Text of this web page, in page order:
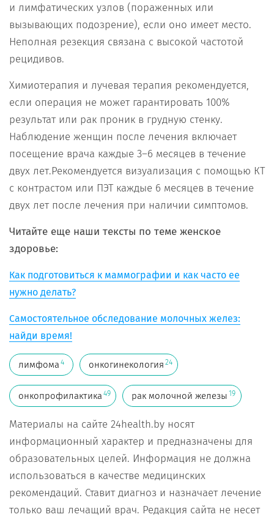
и лимфатических узлов (пораженных или
вызывающих подозрение), если оно имеет место.
Неполная резекция связана с высокой частотой
рецидивов.
Химиотерапия и лучевая терапия рекомендуется,
если операция не может гарантировать 100%
результат или рак проник в грудную стенку.
Наблюдение женщин после лечения включает
посещение врача каждые 3–6 месяцев в течение
двух лет.Рекомендуется визуализация с помощью КТ
с контрастом или ПЭТ каждые 6 месяцев в течение
двух лет после лечения при наличии симптомов.
Читайте еще наши тексты по теме женское
здоровье:
Как подготовиться к маммографии и как часто ее
нужно делать?
Самостоятельное обследование молочных желез:
найди время!
лимфома 4 онкогинекология 24
онкопрофилактика 49 рак молочной железы 19
Материалы на сайте 24health.by носят
информационный характер и предназначены для
образовательных целей. Информация не должна
использоваться в качестве медицинских
рекомендаций. Ставит диагноз и назначает лечение
только ваш лечащий врач. Редакция сайта не несет